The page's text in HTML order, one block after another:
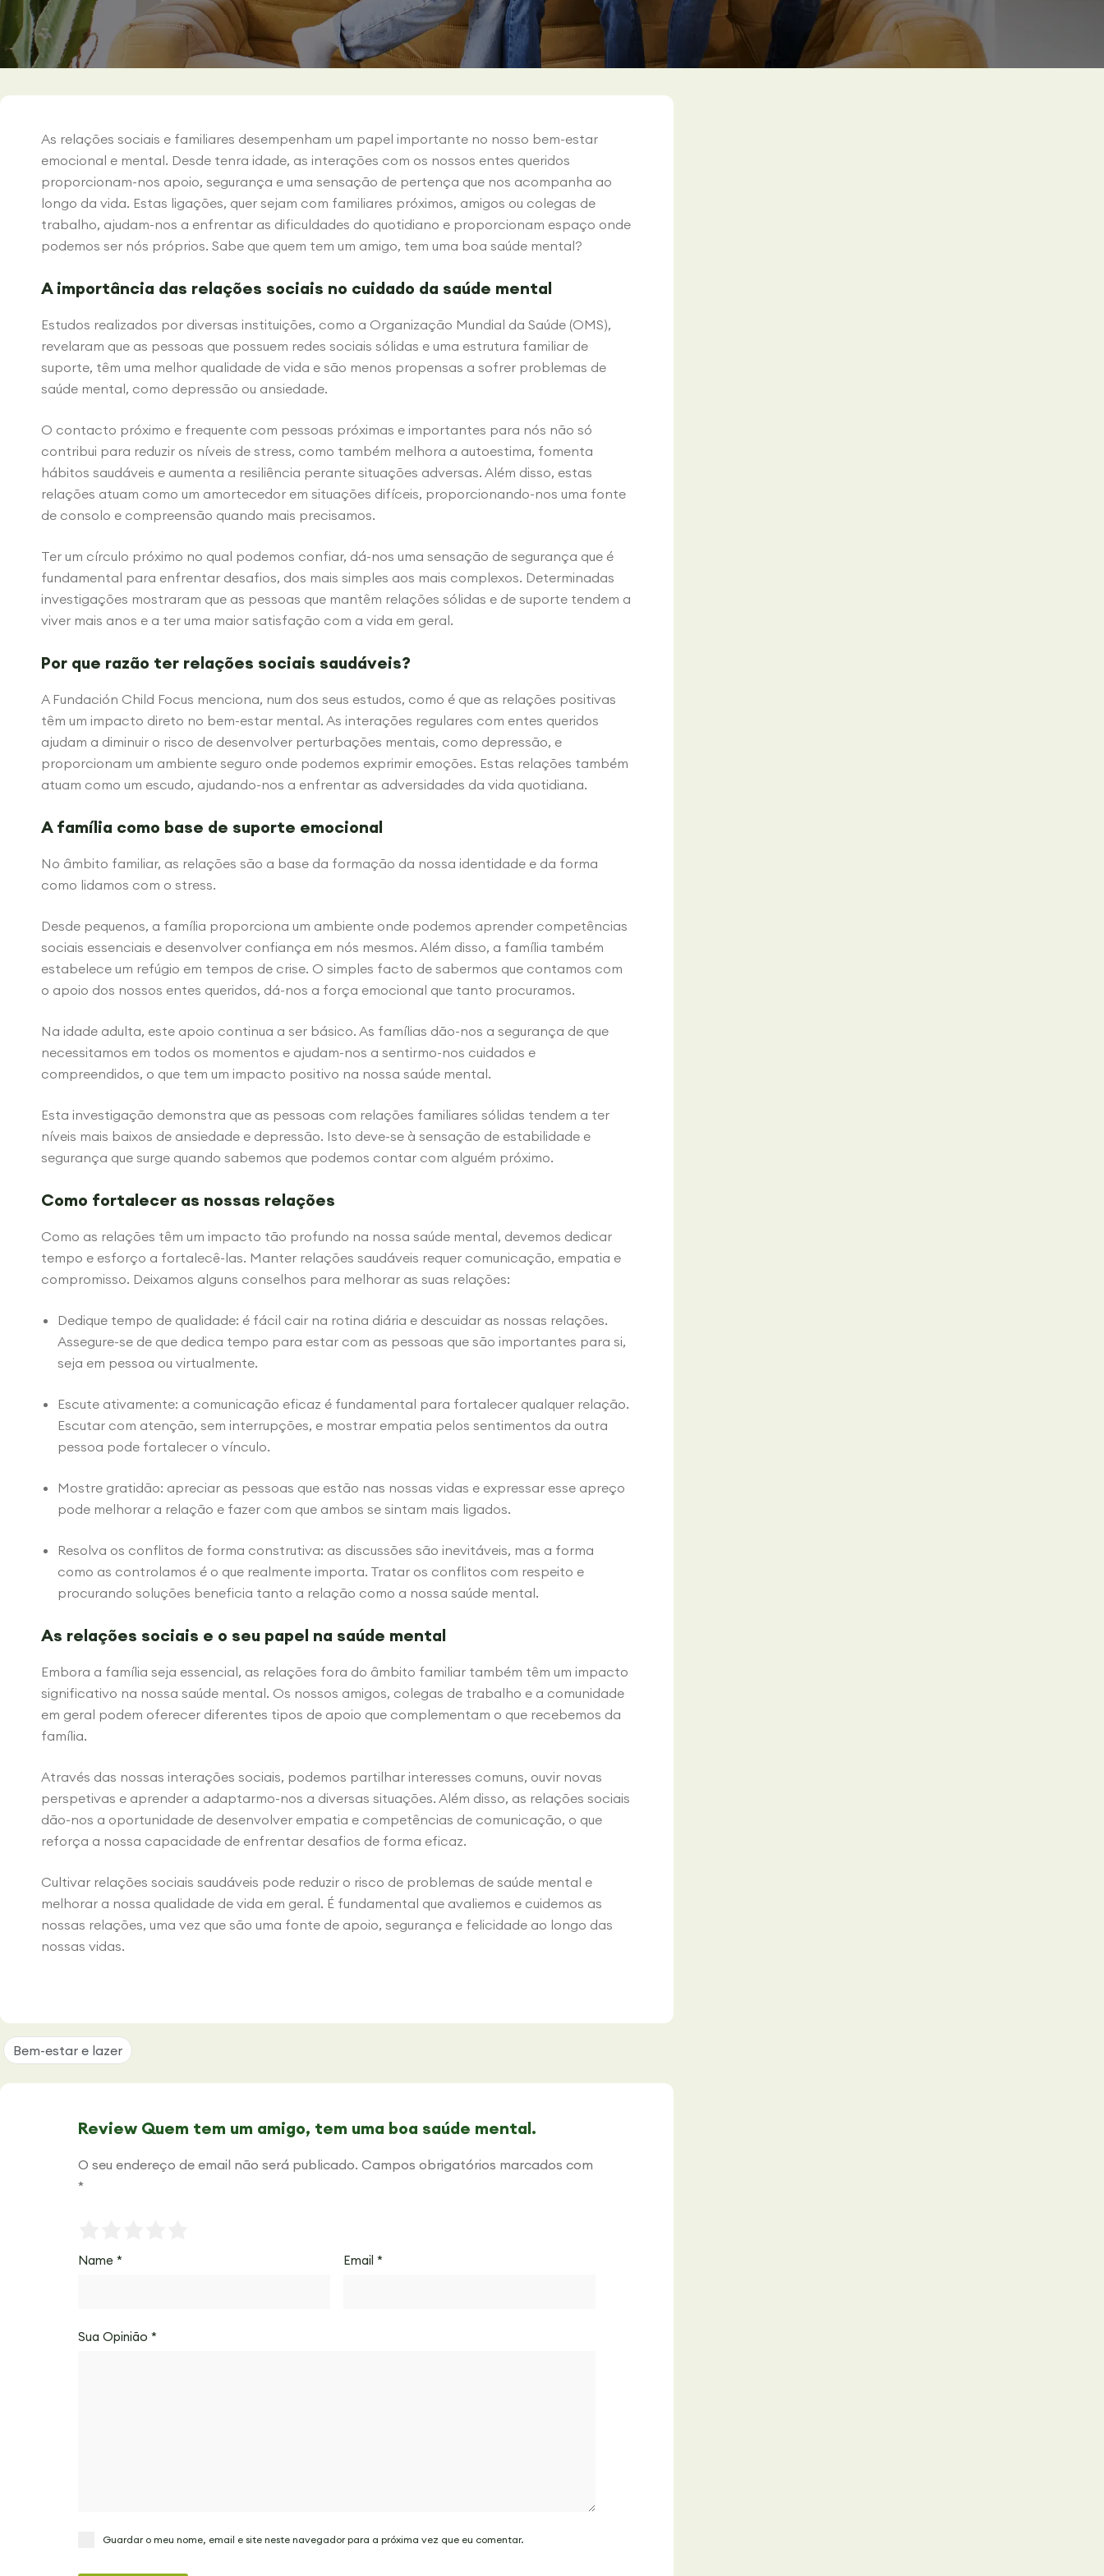
As relações sociais e familiares desempenham um papel importante no nosso bem-estar
emocional e mental. Desde tenra idade, as interações com os nossos entes queridos
proporcionam-nos apoio, segurança e uma sensação de pertença que nos acompanha ao
longo da vida. Estas ligações, quer sejam com familiares próximos, amigos ou colegas de
trabalho, ajudam-nos a enfrentar as dificuldades do quotidiano e proporcionam espaço onde
podemos ser nós próprios. Sabe que quem tem um amigo, tem uma boa saúde mental?
A importância das relações sociais no cuidado da saúde mental
Estudos realizados por diversas instituições, como a Organização Mundial da Saúde (OMS),
revelaram que as pessoas que possuem redes sociais sólidas e uma estrutura familiar de
suporte, têm uma melhor qualidade de vida e são menos propensas a sofrer problemas de
saúde mental, como depressão ou ansiedade.
O contacto próximo e frequente com pessoas próximas e importantes para nós não só
contribui para reduzir os níveis de stress, como também melhora a autoestima, fomenta
hábitos saudáveis e aumenta a resiliência perante situações adversas. Além disso, estas
relações atuam como um amortecedor em situações difíceis, proporcionando-nos uma fonte
de consolo e compreensão quando mais precisamos.
Ter um círculo próximo no qual podemos confiar, dá-nos uma sensação de segurança que é
fundamental para enfrentar desafios, dos mais simples aos mais complexos. Determinadas
investigações mostraram que as pessoas que mantêm relações sólidas e de suporte tendem a
viver mais anos e a ter uma maior satisfação com a vida em geral.
Por que razão ter relações sociais saudáveis?
A Fundación Child Focus menciona, num dos seus estudos, como é que as relações positivas
têm um impacto direto no bem-estar mental. As interações regulares com entes queridos
ajudam a diminuir o risco de desenvolver perturbações mentais, como depressão, e
proporcionam um ambiente seguro onde podemos exprimir emoções. Estas relações também
atuam como um escudo, ajudando-nos a enfrentar as adversidades da vida quotidiana.
A família como base de suporte emocional
No âmbito familiar, as relações são a base da formação da nossa identidade e da forma
como lidamos com o stress.
Desde pequenos, a família proporciona um ambiente onde podemos aprender competências
sociais essenciais e desenvolver confiança em nós mesmos. Além disso, a família também
estabelece um refúgio em tempos de crise. O simples facto de sabermos que contamos com
o apoio dos nossos entes queridos, dá-nos a força emocional que tanto procuramos.
Na idade adulta, este apoio continua a ser básico. As famílias dão-nos a segurança de que
necessitamos em todos os momentos e ajudam-nos a sentirmo-nos cuidados e
compreendidos, o que tem um impacto positivo na nossa saúde mental.
Esta investigação demonstra que as pessoas com relações familiares sólidas tendem a ter
níveis mais baixos de ansiedade e depressão. Isto deve-se à sensação de estabilidade e
segurança que surge quando sabemos que podemos contar com alguém próximo.
Como fortalecer as nossas relações
Como as relações têm um impacto tão profundo na nossa saúde mental, devemos dedicar
tempo e esforço a fortalecê-las. Manter relações saudáveis requer comunicação, empatia e
compromisso. Deixamos alguns conselhos para melhorar as suas relações:
Dedique tempo de qualidade: é fácil cair na rotina diária e descuidar as nossas relações.
Assegure-se de que dedica tempo para estar com as pessoas que são importantes para si,
seja em pessoa ou virtualmente.
Escute ativamente: a comunicação eficaz é fundamental para fortalecer qualquer relação.
Escutar com atenção, sem interrupções, e mostrar empatia pelos sentimentos da outra
pessoa pode fortalecer o vínculo.
Mostre gratidão: apreciar as pessoas que estão nas nossas vidas e expressar esse apreço
pode melhorar a relação e fazer com que ambos se sintam mais ligados.
Resolva os conflitos de forma construtiva: as discussões são inevitáveis, mas a forma
como as controlamos é o que realmente importa. Tratar os conflitos com respeito e
procurando soluções beneficia tanto a relação como a nossa saúde mental.
As relações sociais e o seu papel na saúde mental
Embora a família seja essencial, as relações fora do âmbito familiar também têm um impacto
significativo na nossa saúde mental. Os nossos amigos, colegas de trabalho e a comunidade
em geral podem oferecer diferentes tipos de apoio que complementam o que recebemos da
família.
Através das nossas interações sociais, podemos partilhar interesses comuns, ouvir novas
perspetivas e aprender a adaptarmo-nos a diversas situações. Além disso, as relações sociais
dão-nos a oportunidade de desenvolver empatia e competências de comunicação, o que
reforça a nossa capacidade de enfrentar desafios de forma eficaz.
Cultivar relações sociais saudáveis pode reduzir o risco de problemas de saúde mental e
melhorar a nossa qualidade de vida em geral. É fundamental que avaliemos e cuidemos as
nossas relações, uma vez que são uma fonte de apoio, segurança e felicidade ao longo das
nossas vidas.
Bem-estar e lazer
Review Quem tem um amigo, tem uma boa saúde mental.
O seu endereço de email não será publicado. Campos obrigatórios marcados com
*
Name * Email *
Sua Opinião *
Guardar o meu nome, email e site neste navegador para a próxima vez que eu comentar.